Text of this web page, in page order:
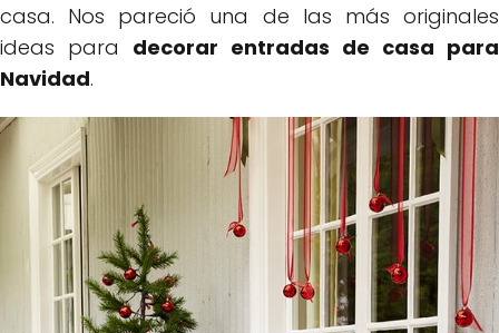
casa. Nos pareció una de las más originales
ideas para decorar entradas de casa para
Navidad.